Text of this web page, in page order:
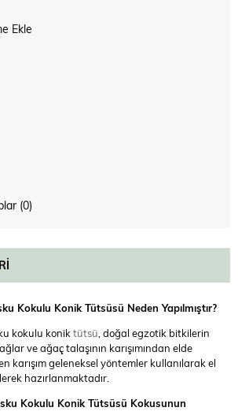
Ekle
(0)
Kokulu Konik Tütsüsü Neden Yapılmıştır?
kokulu koniktütsü, doğal egzotik bitkilerin
ve ağaç talaşının karışımından elde
karışım geleneksel yöntemler kullanılarak el
hazırlanmaktadır.
Kokulu Konik Tütsüsü Kokusunun